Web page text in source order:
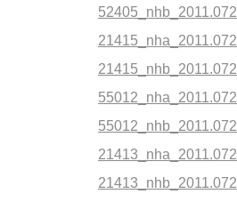
52405_nhb_2011.072
21415_nha_2011.072
21415_nhb_2011.072
55012_nha_2011.072
55012_nhb_2011.072
21413_nha_2011.072
21413_nhb_2011.072